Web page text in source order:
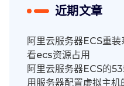
近期文章
阿里云服务器ECS重
看ecs资源占用
阿里云服务器ECS的
用服务器配置虚拟主机